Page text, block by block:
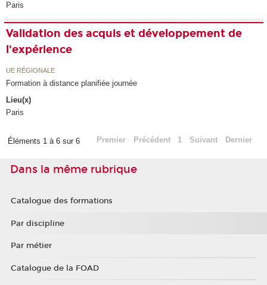
Paris
Validation des acquis et développement de
l'expérience
UE RÉGIONALE
Formation à distance planifiée journée
Lieu(x)
Paris
Éléments 1 à 6 sur 6 Premier Précédent 1 Suivant Dernier
Dans la même rubrique
Catalogue des formations
Par discipline
Par métier
Catalogue de la FOAD